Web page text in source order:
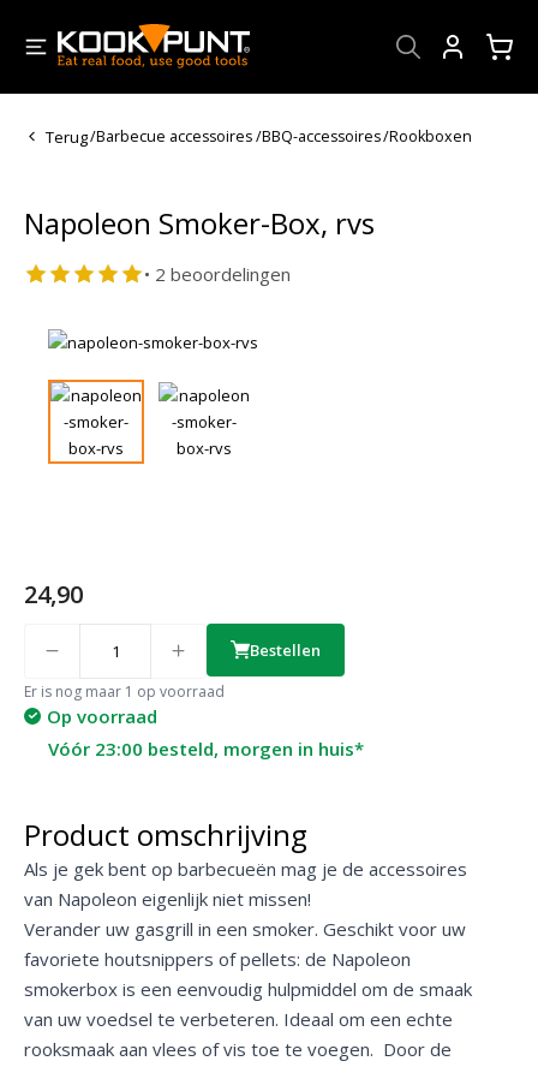
Terug/Barbecue accessoires/BBQ-accessoires/Rookboxen
Napoleon Smoker-Box, rvs
• 2 beoordelingen
24,90
Er is nog maar 1 op voorraad
Bestellen
Op voorraad
Vóór 23:00 besteld, morgen in huis*
Product omschrijving
Als je gek bent op barbecueën mag je de accessoires
van Napoleon eigenlijk niet missen!
Verander uw gasgrill in een smoker. Geschikt voor uw
favoriete houtsnippers of pellets: de Napoleon
smokerbox is een eenvoudig hulpmiddel om de smaak
van uw voedsel te verbeteren. Ideaal om een echte
rooksmaak aan vlees of vis toe te voegen. Door de